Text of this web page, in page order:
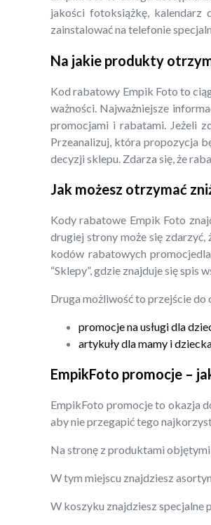
jakości fotoksiążkę, kalendarz
zainstalować na telefonie
Na jakie produkty
Kod rabatowy Empik Foto to
ważności. Najważniejsze
promocjami i rabatami. Jeżeli
Przeanalizuj, która propozycja
decyzji sklepu. Zdarza się, że
Jak możesz otrzymać
Kody rabatowe Empik Foto
drugiej strony może się
kodów rabatowych
“Sklepy”, gdzie znajduje się
Druga możliwość to przejście
promocje na usługi dla
artykuły dla mamy i
EmpikFoto promocje –
EmpikFoto promocje to okazja
aby nie przegapić tego
Na stronę z produktami
W tym miejscu znajdziesz
W koszyku znajdziesz specjalne